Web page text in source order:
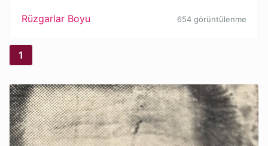
Rüzgarlar Boyu 654 görüntülenme
1